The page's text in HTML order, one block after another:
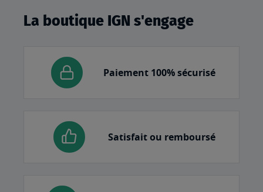
La boutique IGN s'engage
Paiement 100% sécurisé
Satisfait ou remboursé